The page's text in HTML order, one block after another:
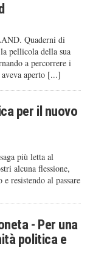
Quaderni di
pellicola della sua
a percorrere i
aperto [...]
per il nuovo
più letta al
alcuna flessione,
resistendo al passare
- Per una
politica e